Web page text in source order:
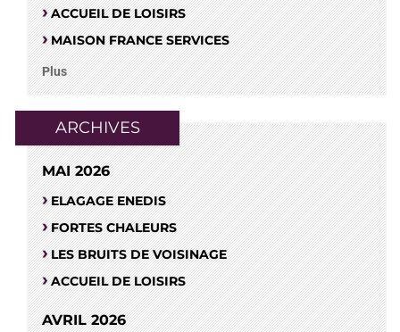
ACCUEIL DE LOISIRS
MAISON FRANCE SERVICES
Plus
ARCHIVES
MAI 2026
ELAGAGE ENEDIS
FORTES CHALEURS
LES BRUITS DE VOISINAGE
ACCUEIL DE LOISIRS
AVRIL 2026